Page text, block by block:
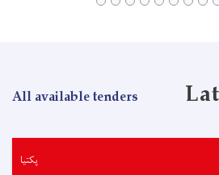
All available tenders
پکتیا